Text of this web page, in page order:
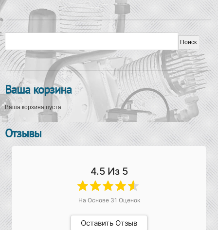
Ваша корзина
Ваша корзина пуста
Отзывы
4.5Из 5
На Основе 31 Оценок
Оставить Отзыв